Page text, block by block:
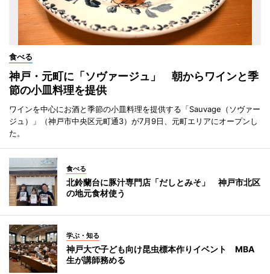
食べる
神戸・元町に「ソヴァージュ」 朝からワインと季
節の小皿料理を提供
ワインを中心にお酒と季節の小皿料理を提供する「Sauvage（ソヴァー
ジュ）」（神戸市中央区元町通3）が7月9日、元町エリアにオープンし
た。
食べる
北鈴蘭台に豚汁専門店「だしとみそ」 神戸市北区
の地元食材使う
学ぶ・知る
神戸大で子ども向け昆虫標本作りイベント MBA
生が講師務める